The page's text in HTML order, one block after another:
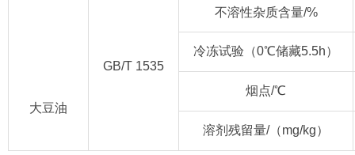
大豆油
GB/T 1535
不溶性杂质含量/%
冷冻试验（0℃储藏5.5h）
烟点/℃
溶剂残留量/（mg/kg）